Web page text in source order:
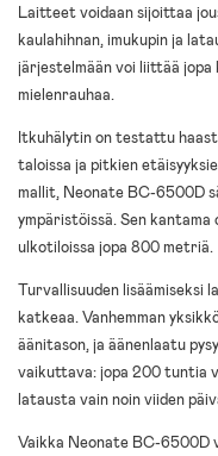
Laitteet voidaan sijoittaa
kaulahihnan, imukupin ja
järjestelmään voi liittää jopa
mielenrauhaa.
Itkuhälytin on testattu
taloissa ja pitkien
mallit, Neonate BC-6500D
ympäristöissä. Sen kantama
ulkotiloissa jopa 800 metriä.
Turvallisuuden lisäämiseksi
katkeaa. Vanhemman
äänitason, ja äänenlaatu
vaikuttava: jopa 200 tuntia
latausta vain noin viiden
Vaikka Neonate BC-6500D